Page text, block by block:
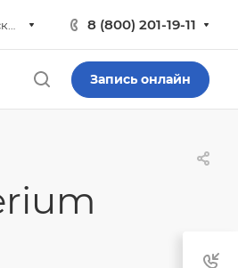
8 (800) 201-19-11
Запись онлайн